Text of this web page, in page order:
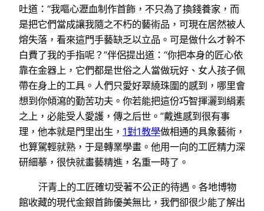
吐道：“我嘔心瀝血制作首飾，不只為了換錢養家，而
是把它們當成讓我隨之不朽的藝術品，可現在居然被人
熔失落，看來這門手藝缺乏以立品。可是做什么才幹不
白費了我的手指呢？”伴侶提出道：“你把本身的匠心依
靠在金器上，它們都是世俗之人當做玩好、女人孩子佩
帶在身上的工具。人們只愛好翠繞珠圍的感到，哪里會
想到你傾瀉的勤苦功夫。你若能把這份巧智揮灑到絹素
之上，必能受人愛護，傳之后世。”戴進感到很有事
理，他本就是門里出生， 1對1教學做相通的具象藝術，
也算駕輕就熟，于是轉業學畫。他用一向的工匠精力深
研細摹，很快就畫藝精進，名重一時了。
汗青上的工匠確切受著不公正的待遇。各地博物
館收藏的現代金銀首飾優美無比，我們卻很少能了解出